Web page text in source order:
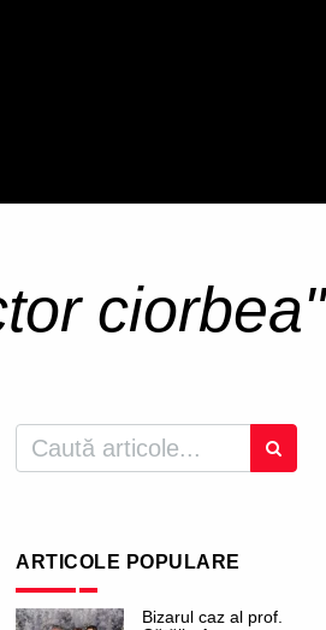
ciorbea"
ARTICOLE POPULARE
Bizarul caz al prof.